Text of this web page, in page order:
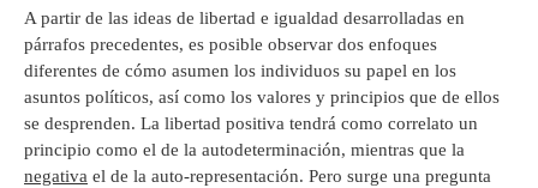
A partir de las ideas de libertad e igualdad desarrolladas en
párrafos precedentes, es posible observar dos enfoques
diferentes de cómo asumen los individuos su papel en los
asuntos políticos, así como los valores y principios que de ellos
se desprenden. La libertad positiva tendrá como correlato un
principio como el de la autodeterminación, mientras que la
negativa el de la auto-representación. Pero surge una pregunta